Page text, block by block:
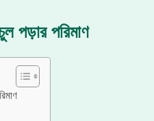
পড়ার পরিমাণ